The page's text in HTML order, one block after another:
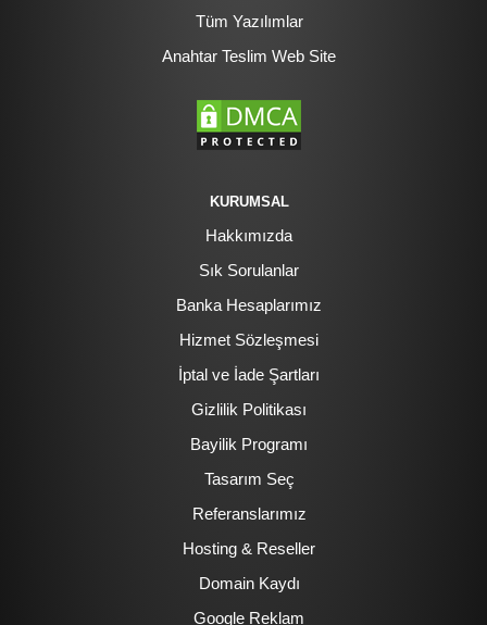
Tüm Yazılımlar
Anahtar Teslim Web Site
KURUMSAL
Hakkımızda
Sık Sorulanlar
Banka Hesaplarımız
Hizmet Sözleşmesi
İptal ve İade Şartları
Gizlilik Politikası
Bayilik Programı
Tasarım Seç
Referanslarımız
Hosting & Reseller
Domain Kaydı
Google Reklam